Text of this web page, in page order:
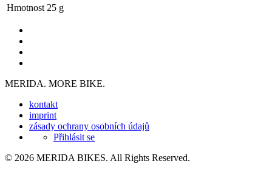
Hmotnost 25 g
MERIDA. MORE BIKE.
kontakt
imprint
zásady ochrany osobních údajů
Přihlásit se
© 2026 MERIDA BIKES. All Rights Reserved.